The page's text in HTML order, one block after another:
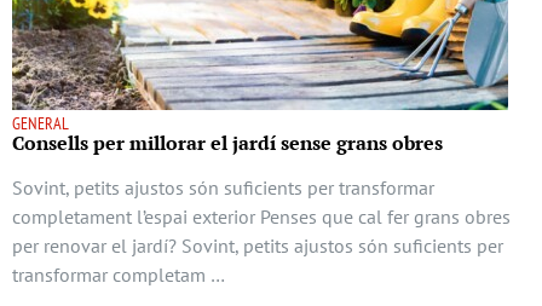
GENERAL
Consells per millorar el jardí sense grans obres
Sovint, petits ajustos són suficients per transformar
completament l’espai exterior Penses que cal fer grans obres
per renovar el jardí? Sovint, petits ajustos són suficients per
transformar completam …